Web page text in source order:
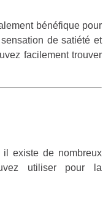
bénéfique pour
de satiété et
facilement trouver
il existe de nombreux
utiliser pour la